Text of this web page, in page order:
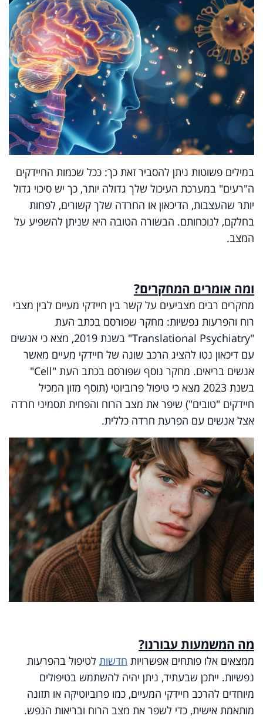
במילים פשוטות ניתן להסביר זאת כך: ככל שכמות החיידקים
ה"רעים" במערכת העיכול שלך גדולה יותר, כך יש סיכוי גדול
יותר שהעצבות, הדיכאון או החרדה שלך קשורים, לפחות
בחלקם, לנוכחותם. הבשורה הטובה היא שניתן להשפיע על
המצב.
ומה אומרים המחקרים?
מחקרים רבים מצביעים על קשר בין חיידקי מעיים לבין מצבי
רוח והפרעות נפשיות: מחקר שפורסם בכתב העת
"
Translational Psychiatry
" בשנת 2019, מצא כי אנשים
עם דיכאון נטו להציג הרכב שונה של חיידקי מעיים מאשר
אנשים בריאים. מחקר נוסף שפורסם בכתב העת "Cell
"
בשנת 2023 מצא כי טיפול פרוביוטי (תוסף מזון המכיל
חיידקים "טובים") שיפר את מצב הרוח והפחית תסמיני חרדה
אצל אנשים עם הפרעת חרדה כללית.
מה המשמעות עבורנו?
ממצאים אלו פותחים אפשרויות חדשות לטיפול בהפרעות
נפשיות. ייתכן שבעתיד, ניתן יהיה להשתמש בטיפולים
מיוחדים להרכב חיידקי המעיים, כמו פרוביוטיקה או תזונה
מותאמת אישית, כדי לשפר את מצב הרוח ובריאות הנפש.